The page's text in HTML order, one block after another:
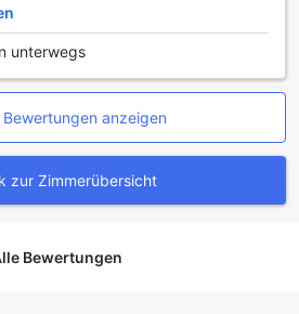
bietet das Hotel einen
eine ausgewiesene
praktischen Minimarkt, in dem
Artikel für Ihren Aufenthalt
wird das Angebot durch die
die sicherstellt, dass Ihr
und einladend ist.
im Three Seasons Inn and Spa
Vielzahl von erstklassigen
um den Aufenthalt so angenehm
unterwegs
Bewertungen anzeigen
zur Zimmerübersicht
Bewertungen